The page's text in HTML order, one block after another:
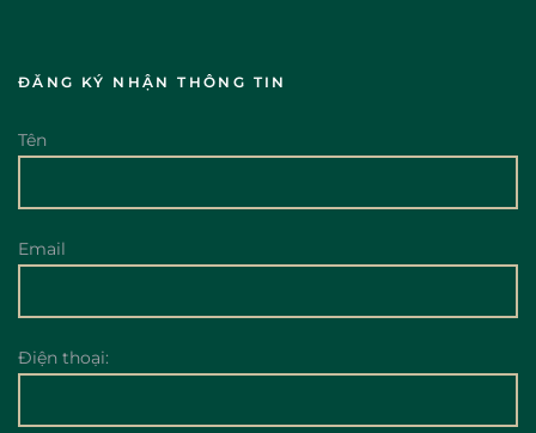
ĐĂNG KÝ NHẬN THÔNG TIN
Tên
Email
Điện thoại: